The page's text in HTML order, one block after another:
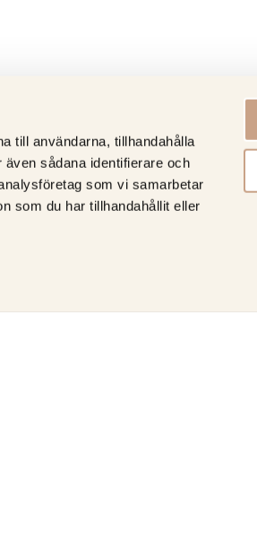
till användarna, tillhandahålla
sådana identifierare och
som vi samarbetar
som du har tillhandahållit eller